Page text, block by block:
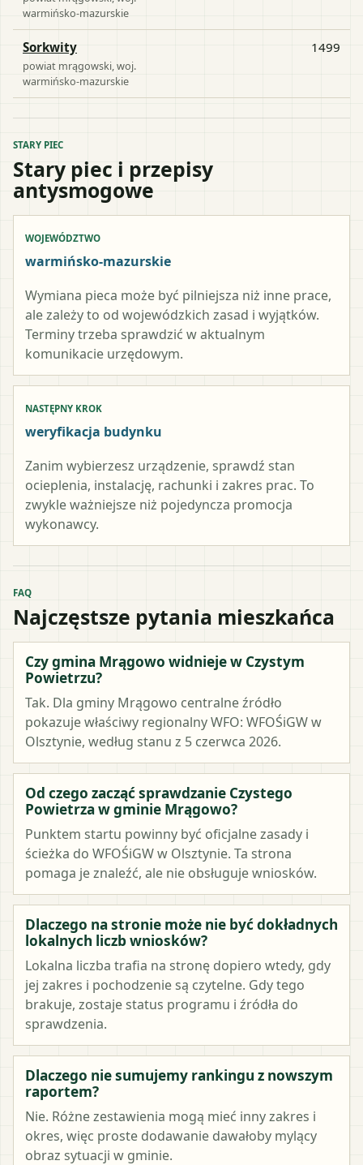
warmińsko-mazurskie
Sorkwity
powiat mrągowski , woj.
warmińsko-mazurskie
1499
STARY PIEC
Stary piec i przepisy
antysmogowe
WOJEWÓDZTWO
warmińsko-mazurskie
Wymiana pieca może być pilniejsza niż inne prace,
ale zależy to od wojewódzkich zasad i wyjątków.
Terminy trzeba sprawdzić w aktualnym
komunikacie urzędowym.
NASTĘPNY KROK
weryfikacja budynku
Zanim wybierzesz urządzenie, sprawdź stan
ocieplenia, instalację, rachunki i zakres prac. To
zwykle ważniejsze niż pojedyncza promocja
wykonawcy.
FAQ
Najczęstsze pytania mieszkańca
Czy gmina Mrągowo widnieje w Czystym
Powietrzu?
Tak. Dla gminy Mrągowo centralne źródło
pokazuje właściwy regionalny WFO: WFOŚiGW w
Olsztynie, według stanu z 5 czerwca 2026.
Od czego zacząć sprawdzanie Czystego
Powietrza w gminie Mrągowo?
Punktem startu powinny być oficjalne zasady i
ścieżka do WFOŚiGW w Olsztynie. Ta strona
pomaga je znaleźć, ale nie obsługuje wniosków.
Dlaczego na stronie może nie być dokładnych
lokalnych liczb wniosków?
Lokalna liczba trafia na stronę dopiero wtedy, gdy
jej zakres i pochodzenie są czytelne. Gdy tego
brakuje, zostaje status programu i źródła do
sprawdzenia.
Dlaczego nie sumujemy rankingu z nowszym
raportem?
Nie. Różne zestawienia mogą mieć inny zakres i
okres, więc proste dodawanie dawałoby mylący
obraz sytuacji w gminie.